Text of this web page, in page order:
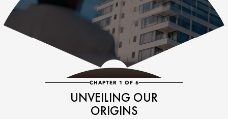
CHAPTER 1 OF 6
UNVEILING OUR
ORIGINS